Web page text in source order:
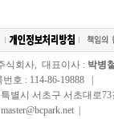
식회사, 대표이사 : 박병
호 : 114-86-19888 |
별시 서초구 서초대로73
|